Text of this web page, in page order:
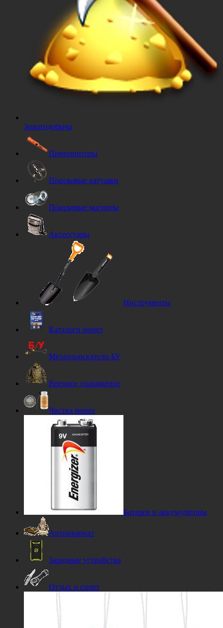
Золотодобыча
Пинпоинтеры
Поисковые катушки
Поисковые магниты
Аксессуары
Инструменты
Каталоги монет
Металлоискатели БУ
Военное снаряжение
Чистка монет
Батареи и аккумуляторы
Антиквариат
Зарядные устройства
Отдых и спорт